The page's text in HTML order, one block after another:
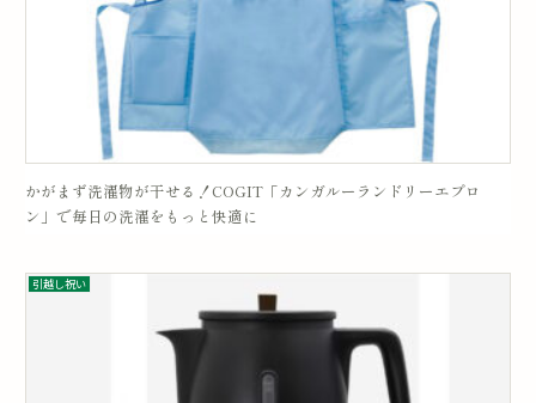
かがまず洗濯物が干せる！COGIT「カンガルーランドリーエプロ
ン」で毎日の洗濯をもっと快適に
引越し祝い